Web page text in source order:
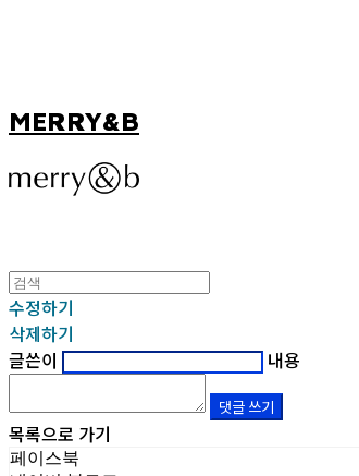
MERRY&B
수정하기
삭제하기
글쓴이
내용
댓글 쓰기
목록으로 가기
페이스북